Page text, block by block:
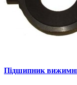
Підшипник